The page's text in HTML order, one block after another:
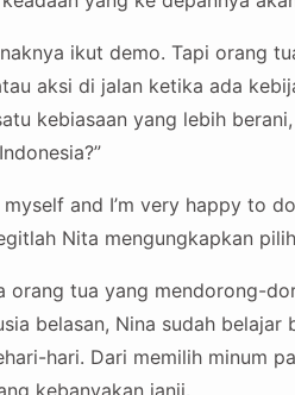
ikut demo. Tapi orang
aksi di jalan ketika ada
kebiasaan yang lebih
and I’m very happy to
Nita mengungkapkan
orang tua yang mendorong-
belasan, Nina sudah
hari. Dari memilih minum